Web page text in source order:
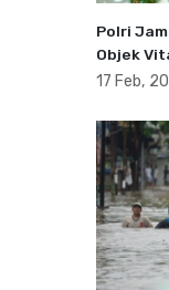
Polri
Objek
17 Feb,